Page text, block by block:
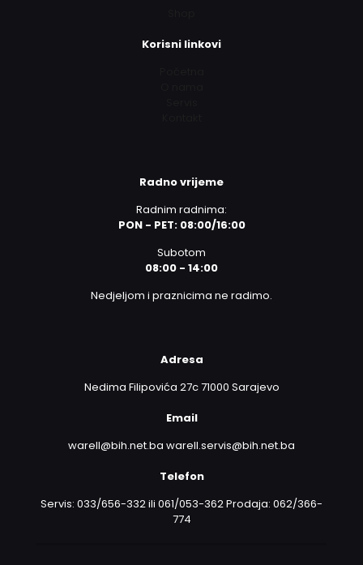
Korisni linkovi
Radno vrijeme
Radnim radnima:
PON - PET: 08:00/16:00
Subotom
08:00 - 14:00
Nedjeljom i praznicima ne radimo.
Adresa
Nedima Filipovića 27c 71000 Sarajevo
Email
warell@bih.net.ba warell.servis@bih.net.ba
Telefon
Servis: 033/656-332 ili 061/053-362 Prodaja: 062/366-
774